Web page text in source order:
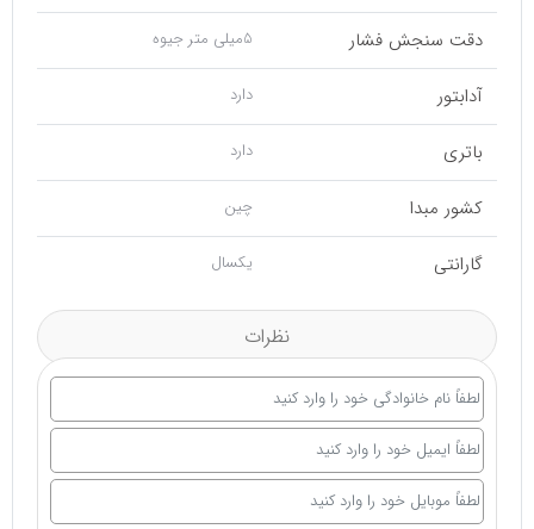
دقت سنجش فشار 5میلی متر جیوه
آدابتور دارد
باتری دارد
کشور مبدا چین
گارانتی یکسال
نظرات